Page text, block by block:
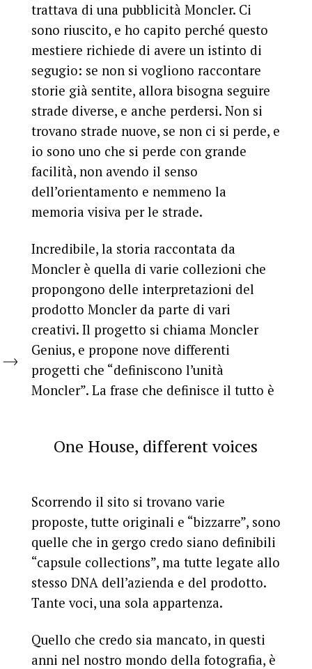
trattava di una pubblicità Moncler. Ci
sono riuscito, e ho capito perché questo
mestiere richiede di avere un istinto di
segugio: se non si vogliono raccontare
storie già sentite, allora bisogna seguire
strade diverse, e anche perdersi. Non si
trovano strade nuove, se non ci si perde, e
io sono uno che si perde con grande
facilità, non avendo il senso
dell’orientamento e nemmeno la
memoria visiva per le strade.
Incredibile, la storia raccontata da
Moncler è quella di varie collezioni che
propongono delle interpretazioni del
prodotto Moncler da parte di vari
creativi. Il progetto si chiama Moncler
Genius, e propone nove differenti
progetti che “definiscono l’unità
Moncler”. La frase che definisce il tutto è
One House, different voices
Scorrendo il sito si trovano varie
proposte, tutte originali e “bizzarre”, sono
quelle che in gergo credo siano definibili
“capsule collections”, ma tutte legate allo
stesso DNA dell’azienda e del prodotto.
Tante voci, una sola appartenza.
Quello che credo sia mancato, in questi
anni nel nostro mondo della fotografia, è